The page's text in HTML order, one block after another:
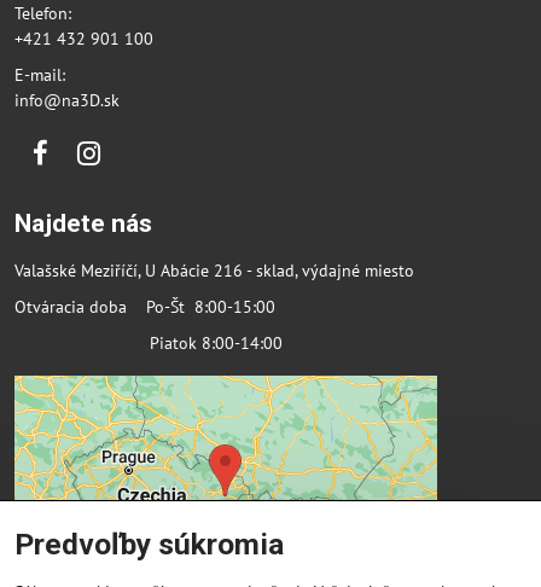
Telefon:
+421 432 901 100
E-mail:
info@na3D.sk
FacebookInstagram
Najdete nás
Valašské Meziříčí, U Abácie 216 - sklad, výdajné miesto
Otváracia doba Po-Št 8:00-15:00
Piatok 8:00-14:00
Predvoľby súkromia